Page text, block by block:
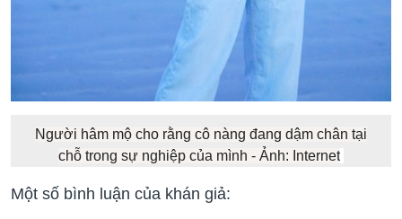
Người hâm mộ cho rằng cô nàng đang dậm chân tại
chỗ trong sự nghiệp của mình - Ảnh: Internet
Một số bình luận của khán giả: